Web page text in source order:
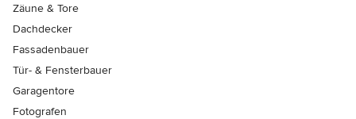
Zäune & Tore
Dachdecker
Fassadenbauer
Tür- & Fensterbauer
Garagentore
Fotografen